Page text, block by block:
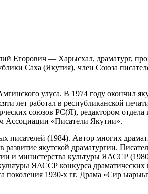
Егорович — Харысхал, драматург,
Саха (Якутия), член Союза
улуса. В 1974 году окончил
лет работал в республиканской
союзов РС(Я), редактором отдела
Ассоциации «Писатели Якутии».
(1984). Автор многих
якутской драматургии.
и министерства культуры ЯАССР
ЯАССР конкурса драматических
1930-х гг. Драма «Сир